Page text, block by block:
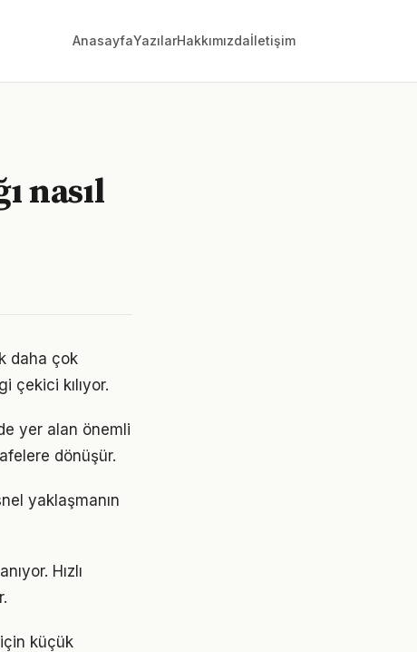
AnasayfaYazılarHakkımızdaİletişim
nasıl
daha çok
çekici kılıyor.
yer alan önemli
dönüşür.
yaklaşmanın
Hızlı
küçük